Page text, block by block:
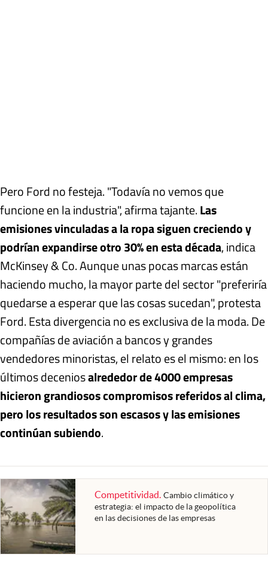
Pero Ford no festeja. "Todavía no vemos que
funcione en la industria", afirma tajante.Las
emisiones vinculadas a la ropa siguen creciendo y
podrían expandirse otro 30% en esta década, indica
McKinsey & Co. Aunque unas pocas marcas están
haciendo mucho, la mayor parte del sector "preferiría
quedarse a esperar que las cosas sucedan", protesta
Ford. Esta divergencia no es exclusiva de la moda. De
compañías de aviación a bancos y grandes
vendedores minoristas, el relato es el mismo: en los
últimos deceniosalrededor de 4000 empresas
hicieron grandiosos compromisos referidos al clima,
pero los resultados son escasos y las emisiones
continúan subiendo.
Competitividad. Cambio climático y
estrategia: el impacto de la geopolítica
en las decisiones de las empresas